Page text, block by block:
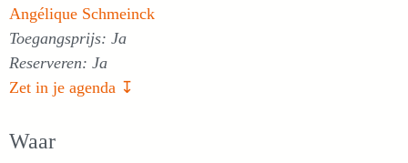
Angélique Schmeinck
Toegangsprijs: Ja
Reserveren: Ja
Zet in je agenda ↧
Waar